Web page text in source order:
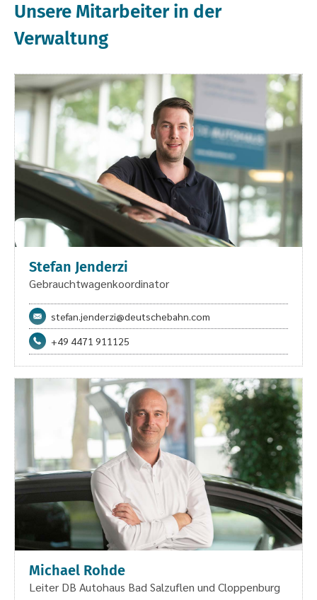
Unsere Mitarbeiter in der
Verwaltung
Stefan Jenderzi
Gebrauchtwagenkoordinator
stefan.jenderzi@deutschebahn.com
+49 4471 911125
Michael Rohde
Leiter DB Autohaus Bad Salzuflen und Cloppenburg